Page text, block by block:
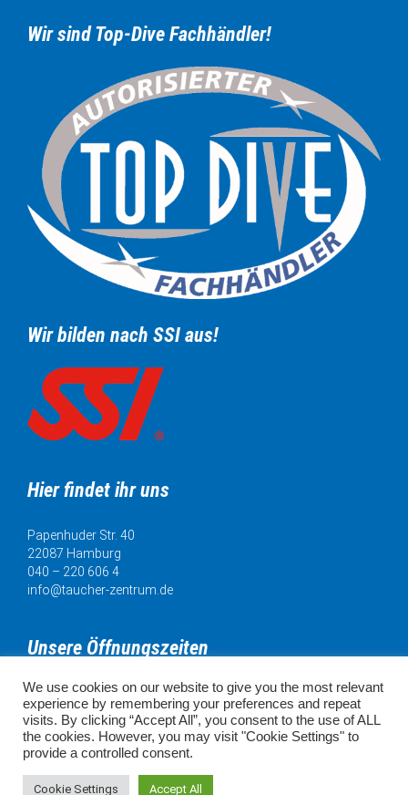
Wir sind Top-Dive Fachhändler!
Wir bilden nach SSI aus!
Hier findet ihr uns
Papenhuder Str. 40
22087 Hamburg
040 – 220 606 4
info@taucher-zentrum.de
Unsere Öffnungszeiten
Mo. 11:00 - 18:00 Uhr
Di. 11:00 - 20:00 Uhr
Mi. 11:00 - 18:00 Uhr
Do. 11:00 - 18:00 Uhr
Fr. 11:00 - 18:00 Uhr
We use cookies on our website to give you the most relevant
experience by remembering your preferences and repeat
visits. By clicking “Accept All”, you consent to the use of ALL
the cookies. However, you may visit "Cookie Settings" to
provide a controlled consent.
Cookie Settings Accept All